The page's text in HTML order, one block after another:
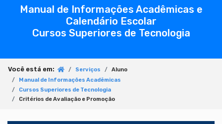
Manual de Informações Acadêmicas e
Calendário Escolar
Cursos Superiores de Tecnologia
Você está em: Serviços
Aluno
Manual de Informações Acadêmicas
Cursos Superiores de Tecnologia
Critérios de Avaliação e Promoção